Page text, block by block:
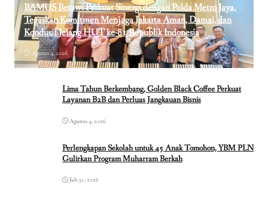
BAMUS Betawi Perkuat Sinergi dengan Polda Metro Jaya,
Tegaskan Komitmen Menjaga Jakarta Aman, Damai, dan
Kondusif Jelang HUT ke-81 Republik Indonesia
Agustus 4, 2026
Lima Tahun Berkembang, Golden Black Coffee Perkuat
Layanan B2B dan Perluas Jangkauan Bisnis
Agustus 4, 2026
Perlengkapan Sekolah untuk 45 Anak Tomohon, YBM PLN
Gulirkan Program Muharram Berkah
Juli 31, 2026